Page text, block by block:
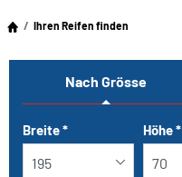
Ihren Reifen finden
Nach Grösse
Tab updated: Nach Grösse
Breite* Höhe*